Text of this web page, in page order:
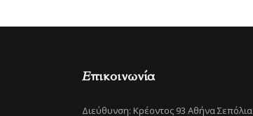
Επικοινωνία
Διεύθυνση: Κρέοντος 93 Αθήνα Σεπόλια